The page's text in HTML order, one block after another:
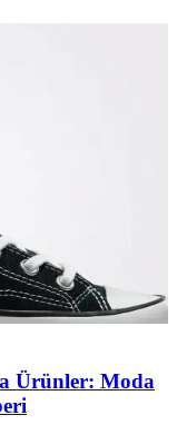
Ürünler: Moda